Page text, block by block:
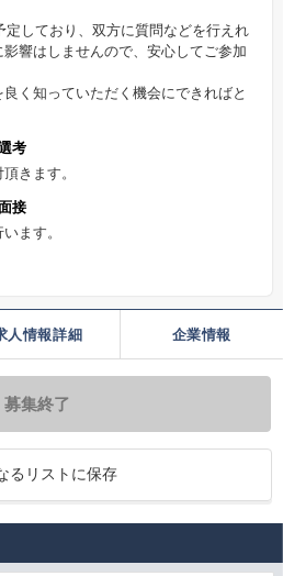
定しており、双方に質問などを行えれ
響はしませんので、安心してご参加
く知っていただく機会にできればと
考
きます。
接
ます。
人情報詳細 企業情報
募集終了
るリストに保存